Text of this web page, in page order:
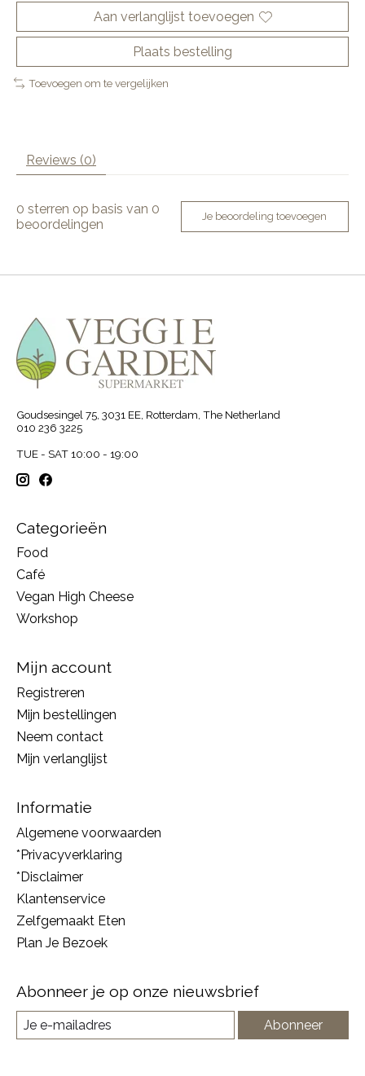
Aan verlanglijst toevoegen
Plaats bestelling
Toevoegen om te vergelijken
Reviews (0)
0 sterren op basis van 0
beoordelingen
Je beoordeling toevoegen
Goudsesingel 75, 3031 EE, Rotterdam, The Netherland
010 236 3225
TUE - SAT 10:00 - 19:00
Categorieën
Food
Café
Vegan High Cheese
Workshop
Mijn account
Registreren
Mijn bestellingen
Neem contact
Mijn verlanglijst
Informatie
Algemene voorwaarden
*Privacyverklaring
*Disclaimer
Klantenservice
Zelfgemaakt Eten
Plan Je Bezoek
Abonneer je op onze nieuwsbrief
Abonneer